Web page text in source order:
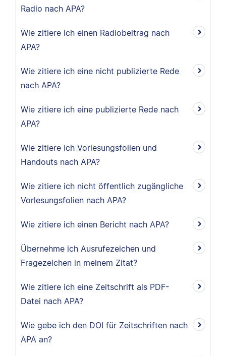
Radio nach APA?
Wie zitiere ich einen Radiobeitrag nach
APA?
Wie zitiere ich eine nicht publizierte Rede
nach APA?
Wie zitiere ich eine publizierte Rede nach
APA?
Wie zitiere ich Vorlesungsfolien und
Handouts nach APA?
Wie zitiere ich nicht öffentlich zugängliche
Vorlesungsfolien nach APA?
Wie zitiere ich einen Bericht nach APA?
Übernehme ich Ausrufezeichen und
Fragezeichen in meinem Zitat?
Wie zitiere ich eine Zeitschrift als PDF-
Datei nach APA?
Wie gebe ich den DOI für Zeitschriften nach
APA an?